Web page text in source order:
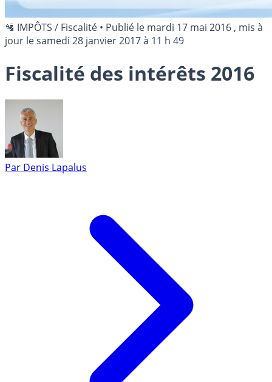
🛂 IMPÔTS / Fiscalité • Publié le mardi 17 mai 2016 , mis à
jour lesamedi 28 janvier 2017 à 11 h 49
Fiscalité des intérêts 2016
Par Denis Lapalus